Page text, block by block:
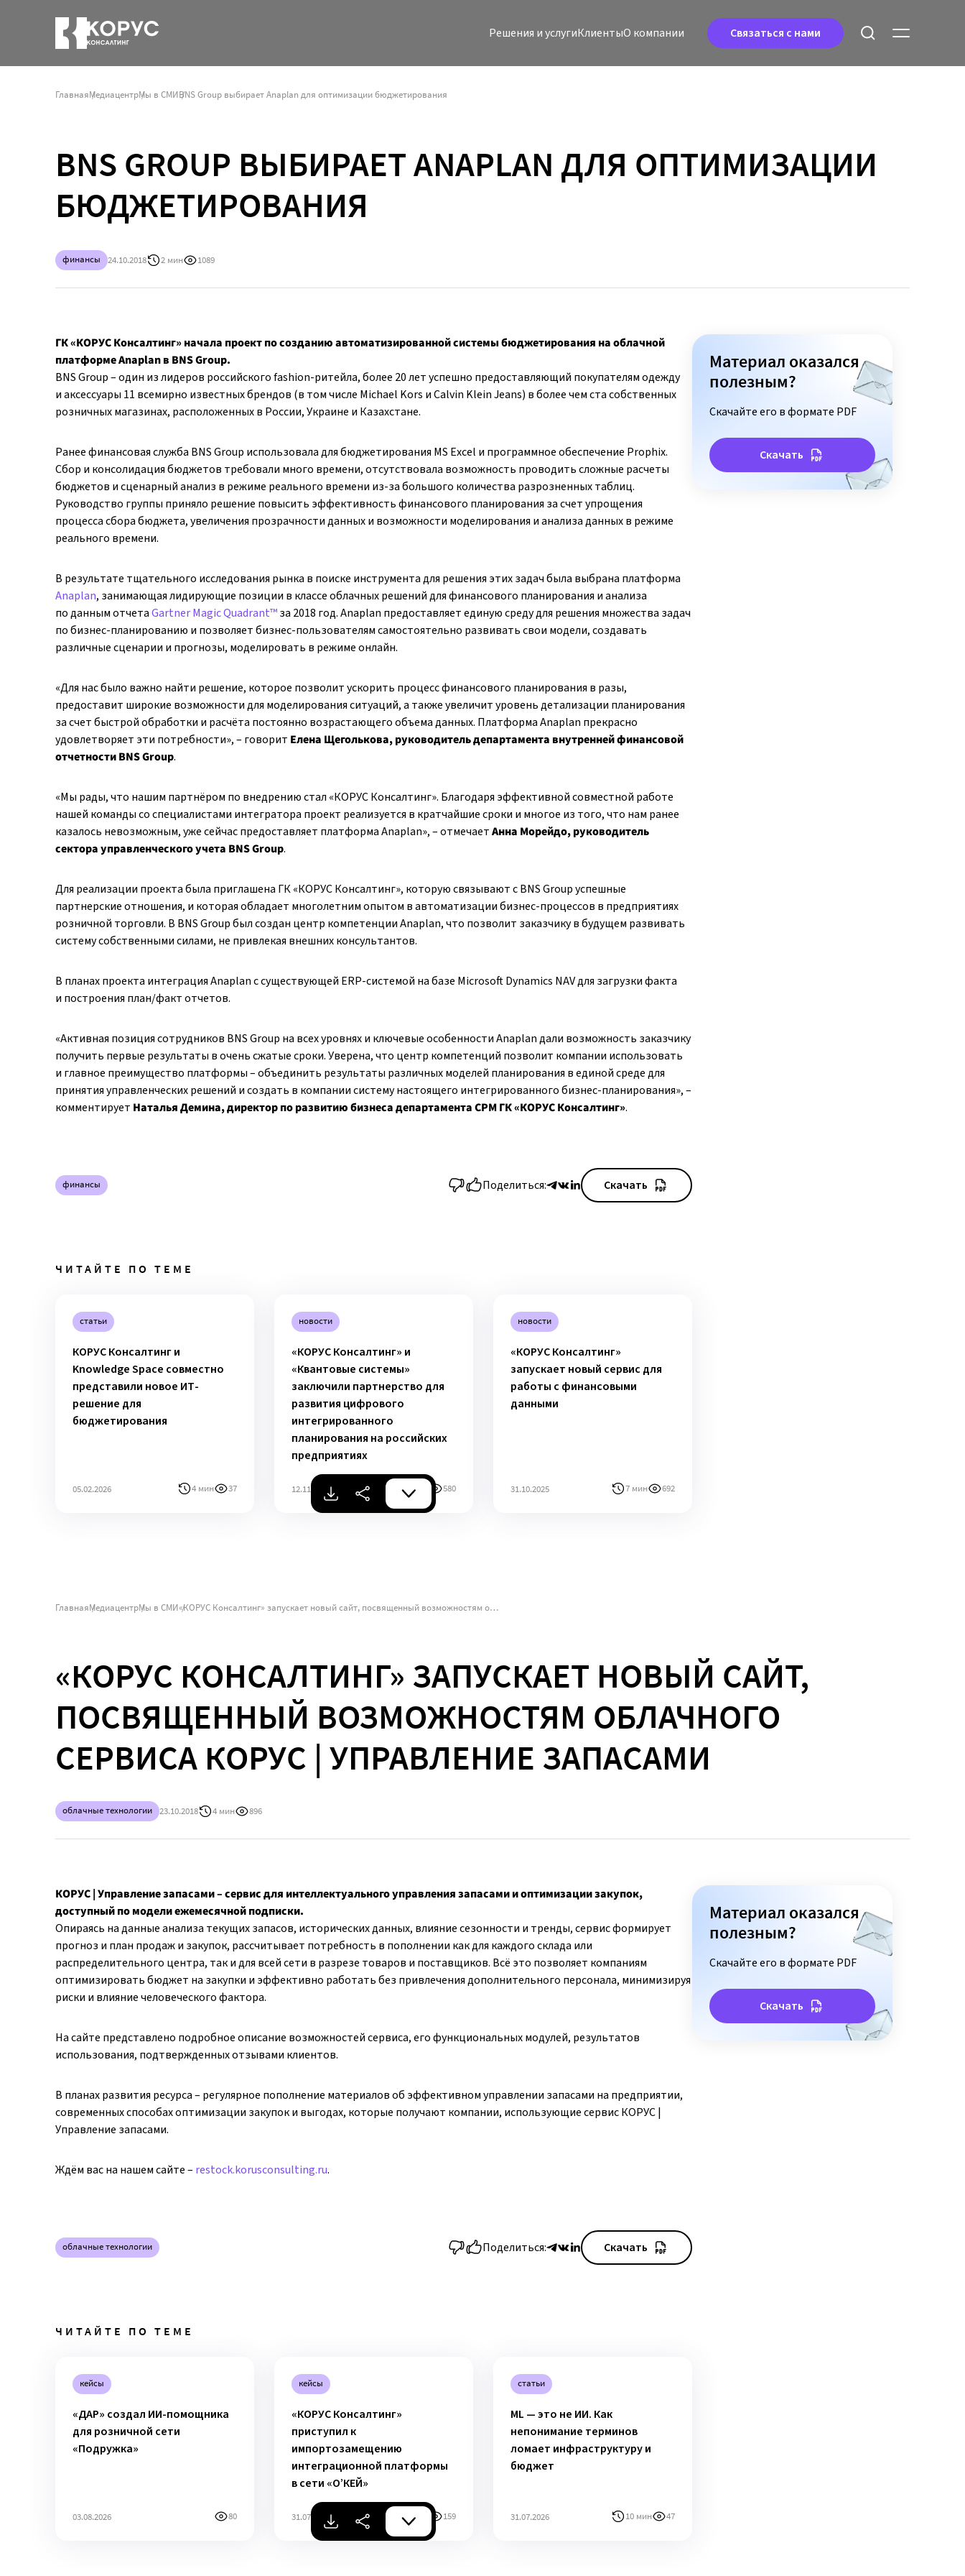
Решения и услугиКлиентыO кoмпании Связаться с нами
ГлавнаяМедиацентрМы в СМИBNS Group выбирает Anaplan для оптимизации бюджетирования
BNS GROUP ВЫБИРАЕТ ANAPLAN ДЛЯ ОПТИМИЗАЦИИ
БЮДЖЕТИРОВАНИЯ
финансы 24.10.2018 2 мин 1089
ГК «КОРУС Консалтинг» начала проект по созданию автоматизированной системы бюджетирования на облачной
платформе Anaplan в BNS Group.
BNS Group – один из лидеров российского fashion-ритейла, более 20 лет успешно предоставляющий покупателям одежду
и аксессуары 11 всемирно известных брендов (в том числе Michael Kors и Calvin Klein Jeans) в более чем ста собственных
розничных магазинах, расположенных в России, Украине и Казахстане.
Ранее финансовая служба BNS Group использовала для бюджетирования MS Excel и программное обеспечение Prophix.
Сбор и консолидация бюджетов требовали много времени, отсутствовала возможность проводить сложные расчеты
бюджетов и сценарный анализ в режиме реального времени из-за большого количества разрозненных таблиц.
Руководство группы приняло решение повысить эффективность финансового планирования за счет упрощения
процесса сбора бюджета, увеличения прозрачности данных и возможности моделирования и анализа данных в режиме
реального времени.
В результате тщательного исследования рынка в поиске инструмента для решения этих задач была выбрана платформа
Anaplan, занимающая лидирующие позиции в классе облачных решений для финансового планирования и анализа
по данным отчетаGartner Magic Quadrant™за 2018 год. Anaplan предоставляет единую среду для решения множества задач
по бизнес-планированию и позволяет бизнес-пользователям самостоятельно развивать свои модели, создавать
различные сценарии и прогнозы, моделировать в режиме онлайн.
«Для нас было важно найти решение, которое позволит ускорить процесс финансового планирования в разы,
предоставит широкие возможности для моделирования ситуаций, а также увеличит уровень детализации планирования
за счет быстрой обработки и расчёта постоянно возрастающего объема данных. Платформа Anaplan прекрасно
удовлетворяет эти потребности», – говорит Елена Щеголькова, руководитель департамента внутренней финансовой
отчетности BNS Group.
«Мы рады, что нашим партнёром по внедрению стал «КОРУС Консалтинг». Благодаря эффективной совместной работе
нашей команды со специалистами интегратора проект реализуется в кратчайшие сроки и многое из того, что нам ранее
казалось невозможным, уже сейчас предоставляет платформа Anaplan», – отмечаетАнна Морейдо, руководитель
сектора управленческого учета BNS Group.
Для реализации проекта была приглашена ГК «КОРУС Консалтинг», которую связывают с BNS Group успешные
партнерские отношения, и которая обладает многолетним опытом в автоматизации бизнес-процессов в предприятиях
розничной торговли. В BNS Group был создан центр компетенции Anaplan, что позволит заказчику в будущем развивать
систему собственными силами, не привлекая внешних консультантов.
В планах проекта интеграция Anaplan с существующей ERP-системой на базе Microsoft Dynamics NAV для загрузки факта
и построения план/факт отчетов.
«Активная позиция сотрудников BNS Group на всех уровнях и ключевые особенности Anaplan дали возможность заказчику
получить первые результаты в очень сжатые сроки. Уверена, что центр компетенций позволит компании использовать
и главное преимущество платформы – объединить результаты различных моделей планирования в единой среде для
принятия управленческих решений и создать в компании систему настоящего интегрированного бизнес-планирования», –
комментирует Наталья Демина, директор по развитию бизнеса департамента CPM ГК «КОРУС Консалтинг».
Материал оказался
полезным?
Скачайте его в формате PDF
Скачать
финансы Поделиться: Скачать
ЧИТАЙТЕ ПО ТЕМЕ
статьи
КОРУС Консалтинг и
Knowledge Space совместно
представили новое ИТ-
решение для
бюджетирования
05.02.2026 4 мин 37
новости
«КОРУС Консалтинг» и
«Квантовые системы»
заключили партнерство для
развития цифрового
интегрированного
планирования на российских
предприятиях
12.11.2025 7 мин 580
новости
«КОРУС Консалтинг»
запускает новый сервис для
работы с финансовыми
данными
31.10.2025 7 мин 692
ГлавнаяМедиацентрМы в СМИ «КОРУС Консалтинг» запускает новый сайт, посвященный возможностям облачного сервиса КОРУС | Управление запасами
«КОРУС КОНСАЛТИНГ» ЗАПУСКАЕТ НОВЫЙ САЙТ,
ПОСВЯЩЕННЫЙ ВОЗМОЖНОСТЯМ ОБЛАЧНОГО
СЕРВИСА КОРУС | УПРАВЛЕНИЕ ЗАПАСАМИ
облачные технологии 23.10.2018 4 мин 896
КОРУС | Управление запасами – сервис для интеллектуального управления запасами и оптимизации закупок,
доступный по модели ежемесячной подписки.
Опираясь на данные анализа текущих запасов, исторических данных, влияние сезонности и тренды, сервис формирует
прогноз и план продаж и закупок, рассчитывает потребность в пополнении как для каждого склада или
распределительного центра, так и для всей сети в разрезе товаров и поставщиков. Всё это позволяет компаниям
оптимизировать бюджет на закупки и эффективно работать без привлечения дополнительного персонала, минимизируя
риски и влияние человеческого фактора.
На сайте представлено подробное описание возможностей сервиса, его функциональных модулей, результатов
использования, подтвержденных отзывами клиентов.
В планах развития ресурса – регулярное пополнение материалов об эффективном управлении запасами на предприятии,
современных способах оптимизации закупок и выгодах, которые получают компании, использующие сервис КОРУС |
Управление запасами.
Ждём вас на нашем сайте – restock.korusconsulting.ru.
Материал оказался
полезным?
Скачайте его в формате PDF
Скачать
облачные технологии Поделиться: Скачать
ЧИТАЙТЕ ПО ТЕМЕ
кейсы
«ДАР» создал ИИ-помощника
для розничной сети
«Подружка»
03.08.2026 80
кейсы
«КОРУС Консалтинг»
приступил к
импортозамещению
интеграционной платформы
в сети «О’КЕЙ»
31.07.2026 159
статьи
ML — это не ИИ. Как
непонимание терминов
ломает инфраструктуру и
бюджет
31.07.2026 10 мин 47